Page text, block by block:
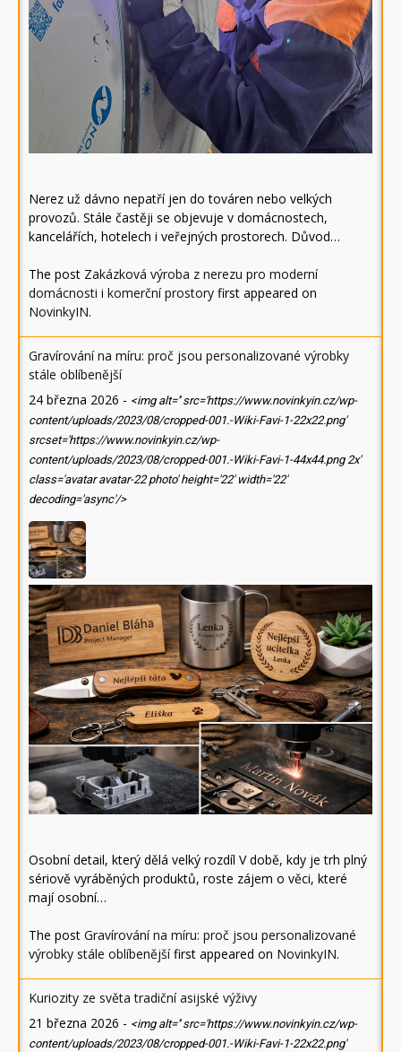
Nerez už dávno nepatří jen do továren nebo velkých
provozů. Stále častěji se objevuje v domácnostech,
kancelářích, hotelech i veřejných prostorech. Důvod…
The post Zakázková výroba z nerezu pro moderní
domácnosti i komerční prostory first appeared on
NovinkyIN.
Gravírování na míru: proč jsou personalizované výrobky
stále oblíbenější
24 března 2026 - <img alt='' src='https://www.novinkyin.cz/wp-
content/uploads/2023/08/cropped-001.-Wiki-Favi-1-22x22.png'
srcset='https://www.novinkyin.cz/wp-
content/uploads/2023/08/cropped-001.-Wiki-Favi-1-44x44.png 2x'
class='avatar avatar-22 photo' height='22' width='22'
decoding='async'/>
Osobní detail, který dělá velký rozdíl V době, kdy je trh plný
sériově vyráběných produktů, roste zájem o věci, které
mají osobní…
The post Gravírování na míru: proč jsou personalizované
výrobky stále oblíbenějšífirst appeared on NovinkyIN.
Kuriozity ze světa tradiční asijské výživy
21 března 2026 - <img alt='' src='https://www.novinkyin.cz/wp-
content/uploads/2023/08/cropped-001.-Wiki-Favi-1-22x22.png'